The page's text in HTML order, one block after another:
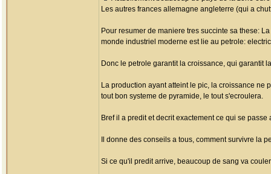
Les autres frances allemagne angleterre (qui a
Pour resumer de maniere tres succinte sa these:
monde industriel moderne est lie au petrole:
Donc le petrole garantit la croissance, qui garantit
La production ayant atteint le pic, la croissance ne
tout bon systeme de pyramide, le tout s'ecroulera.
Bref il a predit et decrit exactement ce qui se
Il donne des conseils a tous, comment survivre la
Si ce qu'il predit arrive, beaucoup de sang va